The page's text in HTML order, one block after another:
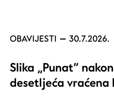
OBAVIJESTI 30.7.2026.
Slika „Punat“
desetljeća